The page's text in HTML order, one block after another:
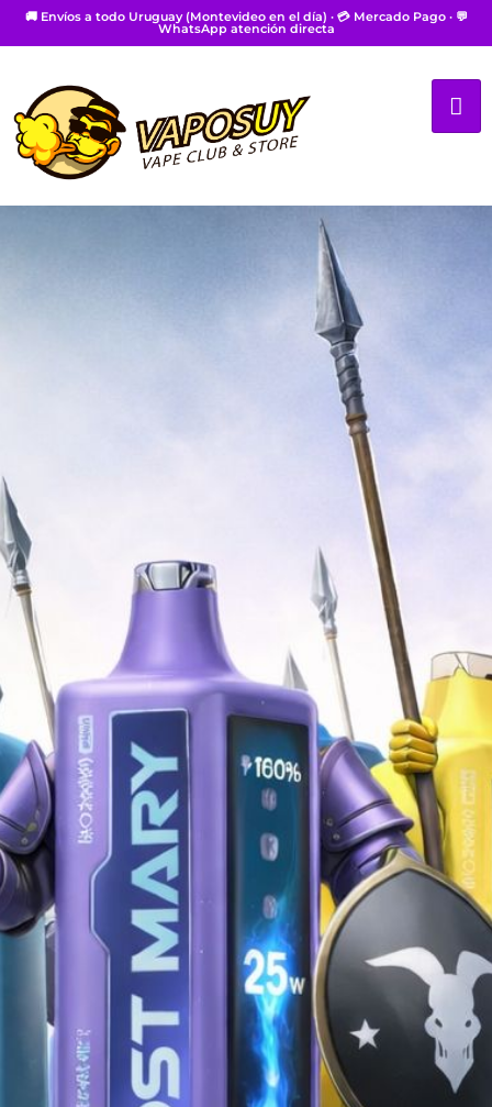
🚚 Envíos a todo Uruguay (Montevideo en el día) · 💳 Mercado Pago · 💬
WhatsApp atención directa